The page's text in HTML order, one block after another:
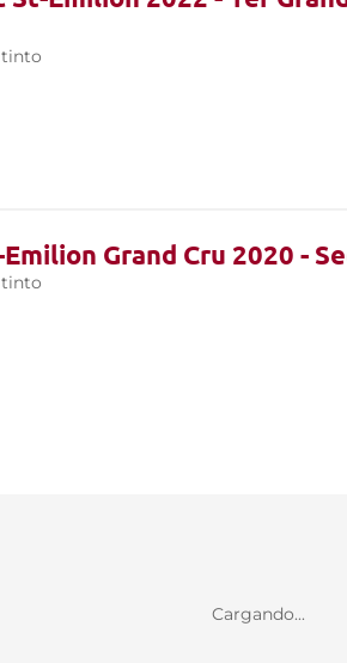
Grand Cru 2020 -
Cargando...